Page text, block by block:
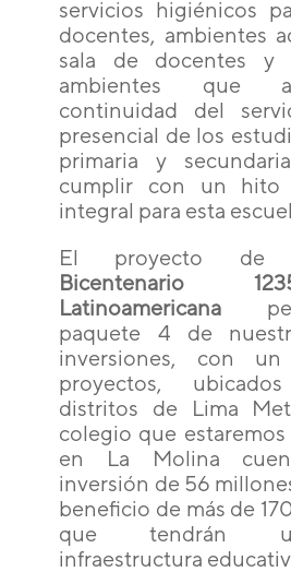
servicios higiénicos
docentes, ambientes
sala de docentes y
ambientes que
continuidad del
presencial de los
primaria y
cumplir con un hito
integral para esta
El proyecto de
Bicentenario
Latinoamericana
paquete 4 de
inversiones, con
proyectos,
distritos de Lima
colegio que
en La Molina
inversión de 56
beneficio de más de
que tendrán
infraestructura